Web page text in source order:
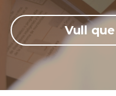
Vull